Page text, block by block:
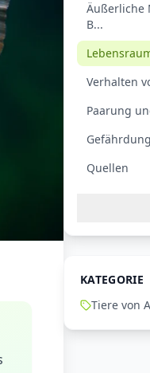
Äußerliche
B...
Verhalten
Paarung
Gefährdung
Quellen
KATEGORIE
Tiere von